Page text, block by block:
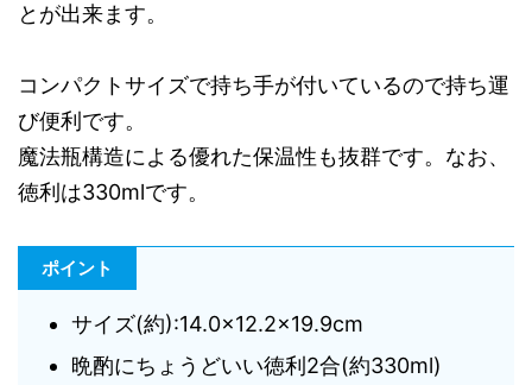
とが出来ます。
コンパクトサイズで持ち手が付いているので持ち運
び便利です。
魔法瓶構造による優れた保温性も抜群です。なお、
徳利は330mlです。
ポイント
サイズ(約):14.0×12.2×19.9cm
晩酌にちょうどいい徳利2合(約330ml)